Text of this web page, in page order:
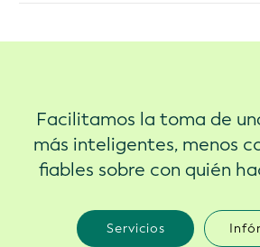
Facilitamos la toma de
más inteligentes, menos
fiables sobre con quién
Servicios